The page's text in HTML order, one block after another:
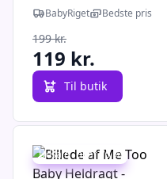
BabyRiget Bedste pris
199 kr.
119 kr.
Til butik
Udsalg - spar 75 %